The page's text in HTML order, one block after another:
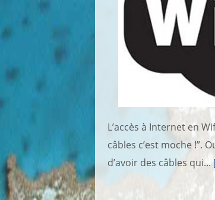
L’accès à Internet en
câbles c’est moche !”.
d’avoir des câbles qui...